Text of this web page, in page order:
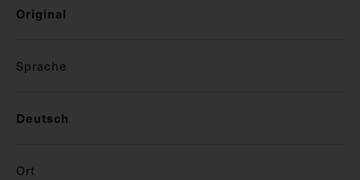
Original
Sprache
Deutsch
Ort